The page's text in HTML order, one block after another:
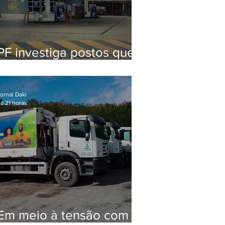
investiga postos que
de secretário
em 2020
meio à tensão com
Daki
21 horas